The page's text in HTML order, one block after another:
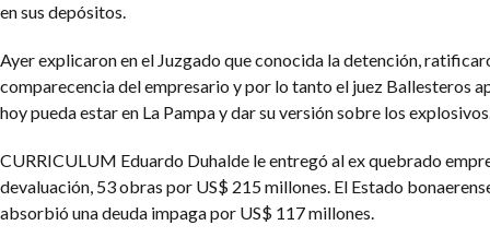
en sus depósitos.
Ayer explicaron en el Juzgado que conocida la detención,
comparecencia del empresario y por lo tanto el juez Ballesteros
hoy pueda estar en La Pampa y dar su versión sobre los
CURRICULUM Eduardo Duhalde le entregó al ex quebrado
devaluación, 53 obras por US$ 215 millones. El Estado
absorbió una deuda impaga por US$ 117 millones.